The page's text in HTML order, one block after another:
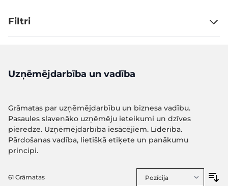
Filtri
Uzņēmējdarbība un vadība
Grāmatas par uzņēmējdarbību un biznesa vadību.
Pasaules slavenāko uzņēmēju ieteikumi un dzīves
pieredze. Uzņēmējdarbība iesācējiem. Līderība.
Pārdošanas vadība, lietišķā etiķete un panākumu
principi.
61 Grāmatas